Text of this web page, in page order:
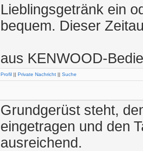
Lieblingsgetränk ein
bequem. Dieser
aus KENWOOD-
Profil || Private Nachricht || Suche
Grundgerüst steht,
eingetragen und den
ausreichend.